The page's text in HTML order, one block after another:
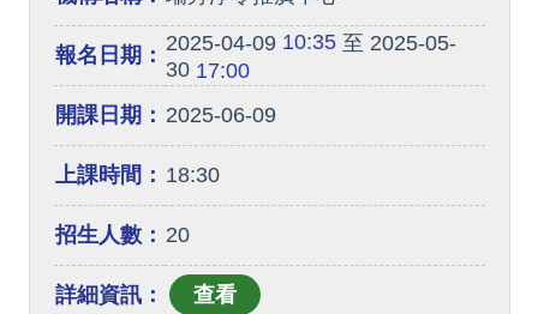
報名日期： 2025-04-0910:35至 2025-05-
3017:00
開課日期： 2025-06-09
上課時間： 18:30
招生人數： 20
詳細資訊：